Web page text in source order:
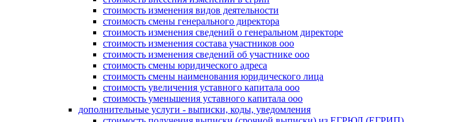
стоимость изменения видов деятельности
стоимость смены генерального директора
стоимость изменения сведений о генеральном директоре
стоимость изменения состава участников ооо
стоимость изменения сведений об участнике ооо
стоимость смены юридического адреса
стоимость смены наименования юридического лица
стоимость увеличения уставного капитала ооо
стоимость уменьшения уставного капитала ооо
дополнительные услуги - выписки, коды, уведомления